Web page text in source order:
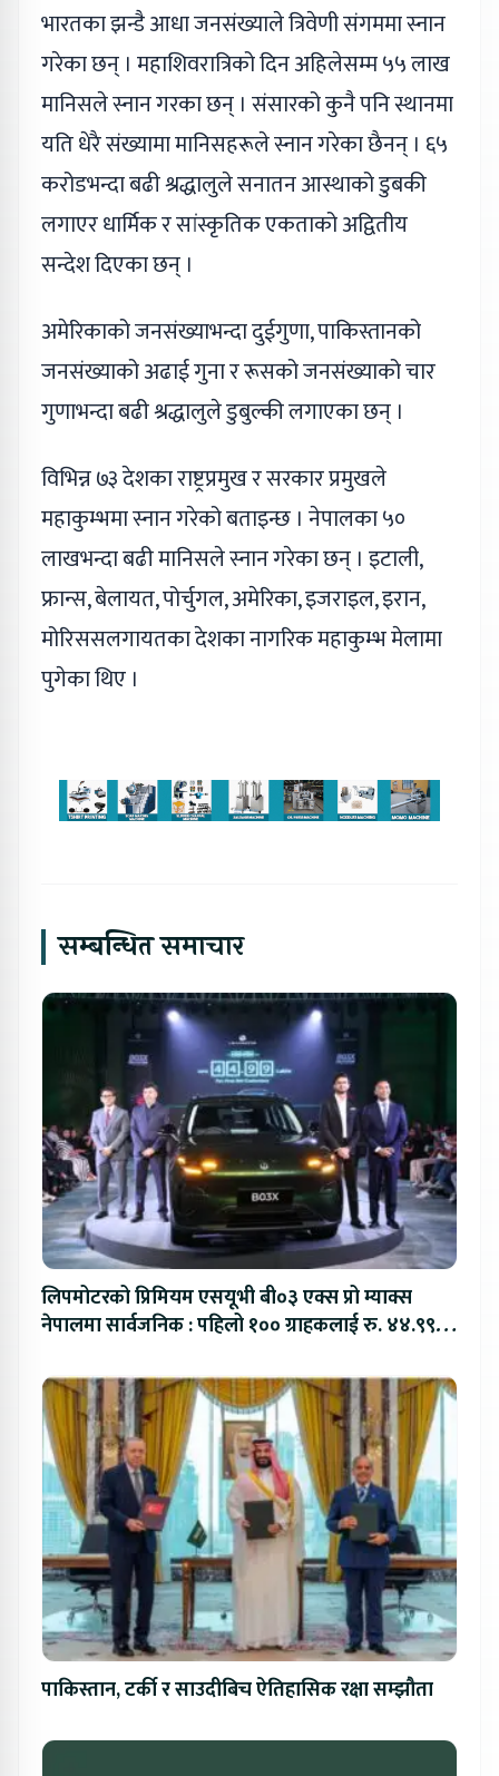
भारतका झन्डै आधा जनसंख्याले त्रिवेणी संगममा स्नान
गरेका छन् । महाशिवरात्रिको दिन अहिलेसम्म ५५ लाख
मानिसले स्नान गरका छन् । संसारको कुनै पनि स्थानमा
यति धेरै संख्यामा मानिसहरूले स्नान गरेका छैनन् । ६५
करोडभन्दा बढी श्रद्धालुले सनातन आस्थाको डुबकी
लगाएर धार्मिक र सांस्कृतिक एकताको अद्वितीय
सन्देश दिएका छन् ।
अमेरिकाको जनसंख्याभन्दा दुईगुणा, पाकिस्तानको
जनसंख्याको अढाई गुना र रूसको जनसंख्याको चार
गुणाभन्दा बढी श्रद्धालुले डुबुल्की लगाएका छन् ।
विभिन्न ७३ देशका राष्ट्रप्रमुख र सरकार प्रमुखले
महाकुम्भमा स्नान गरेको बताइन्छ । नेपालका ५०
लाखभन्दा बढी मानिसले स्नान गरेका छन् । इटाली,
फ्रान्स, बेलायत, पोर्चुगल, अमेरिका, इजराइल, इरान,
मोरिससलगायतका देशका नागरिक महाकुम्भ मेलामा
पुगेका थिए ।
सम्बन्धित समाचार
लिपमोटरको प्रिमियम एसयूभी बी०३ एक्स प्रो म्याक्स
नेपालमा सार्वजनिक : पहिलो १०० ग्राहकलाई रु. ४४.९९
पाकिस्तान, टर्की र साउदीबिच ऐतिहासिक रक्षा सम्झौता